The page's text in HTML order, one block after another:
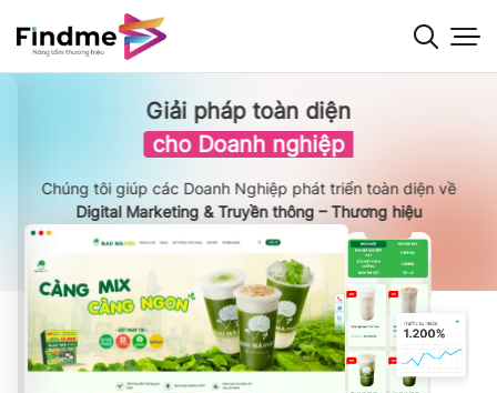
qua
nội
Giải pháp toàn diện
cho Doanh nghiệp
Chúng tôi giúp các Doanh Nghiệp phát triển toàn diện về
Digital Marketing & Truyền thông – Thương hiệu